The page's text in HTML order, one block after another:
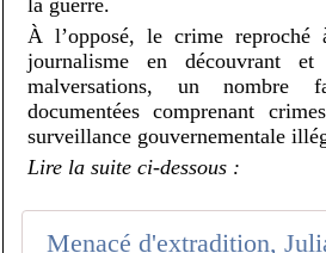
la guerre.
À l’opposé, le crime reproché
journalisme en découvrant
malversations, un nombre
documentées comprenant
surveillance gouvernementale
Lire la suite ci-dessous :